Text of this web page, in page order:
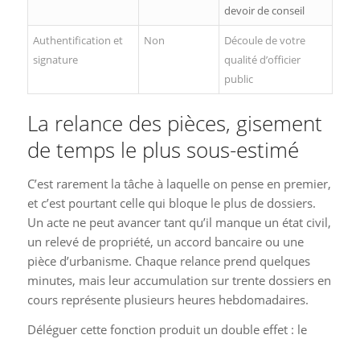
devoir de conseil
Authentification et
signature
Non
Découle de votre
qualité d’officier
public
La relance des pièces, gisement
de temps le plus sous-estimé
C’est rarement la tâche à laquelle on pense en premier,
et c’est pourtant celle qui bloque le plus de dossiers.
Un acte ne peut avancer tant qu’il manque un état civil,
un relevé de propriété, un accord bancaire ou une
pièce d’urbanisme. Chaque relance prend quelques
minutes, mais leur accumulation sur trente dossiers en
cours représente plusieurs heures hebdomadaires.
Déléguer cette fonction produit un double effet : le